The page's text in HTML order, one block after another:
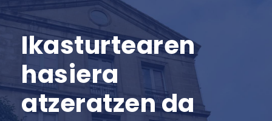
Ikasturtearen
hasiera
atzeratzen da